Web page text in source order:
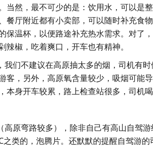
当然，最不可少的是：饮用水，可以是
餐厅附近都有小卖部，可以随时补充食
保温杯，以便路途补充热水需求。对了
辣椒，吃着爽口，开车也有精神。
们不建议在高原抽太多的烟，司机有
客，另外，高原氧含量较少，吸烟可能
本身开车较累，路上检查站很多，司机
原弯路较多），除非自己有高山自驾游
之类的，泡腾片。还默默的提醒自驾游